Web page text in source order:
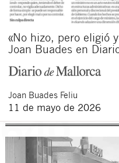
«No hizo, pero eligió
Joan Buades en
Joan Buades Feliu
11 de mayo de 2026